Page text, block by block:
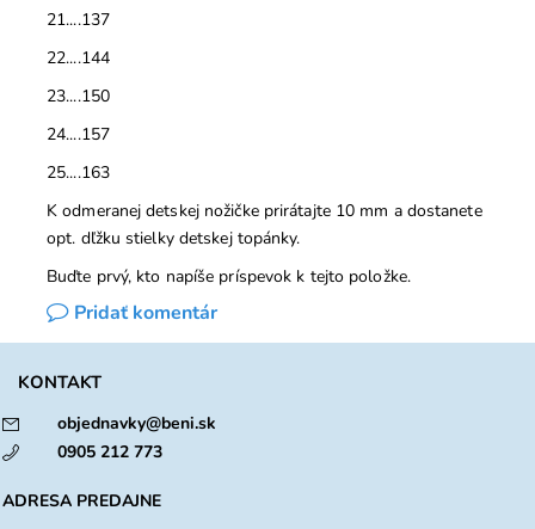
21....137
22....144
23....150
24....157
25....163
K odmeranej detskej nožičke prirátajte 10 mm a dostanete
opt. dľžku stielky detskej topánky.
Buďte prvý, kto napíše príspevok k tejto položke.
Pridať komentár
KONTAKT
objednavky@beni.sk
0905 212 773
ADRESA PREDAJNE